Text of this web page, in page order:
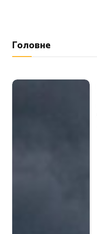
Головне